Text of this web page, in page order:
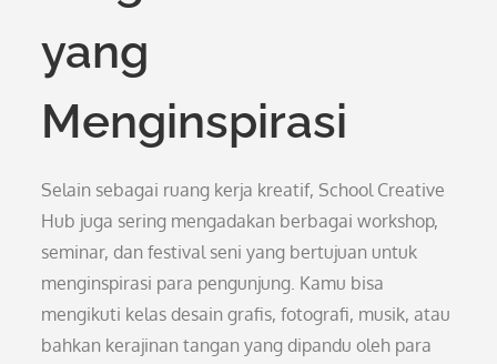
yang
Menginspirasi
Selain sebagai ruang kerja kreatif, School Creative
Hub juga sering mengadakan berbagai workshop,
seminar, dan festival seni yang bertujuan untuk
menginspirasi para pengunjung. Kamu bisa
mengikuti kelas desain grafis, fotografi, musik, atau
bahkan kerajinan tangan yang dipandu oleh para